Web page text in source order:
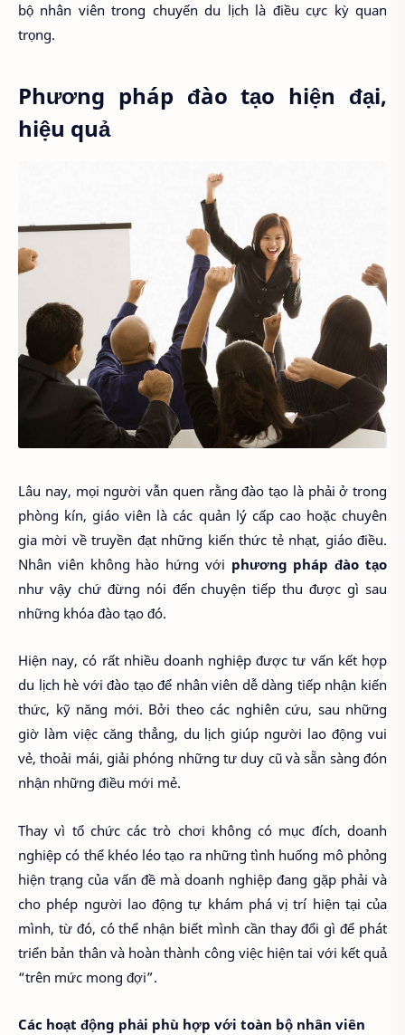
bộ nhân viên trong chuyến du lịch là điều cực kỳ quan
trọng.
Phương pháp đào tạo hiện đại,
hiệu quả
Lâu nay, mọi người vẫn quen rằng đào tạo là phải ở trong
phòng kín, giáo viên là các quản lý cấp cao hoặc chuyên
gia mời về truyền đạt những kiến thức tẻ nhạt, giáo điều.
Nhân viên không hào hứng với phương pháp đào tạo
như vậy chứ đừng nói đến chuyện tiếp thu được gì sau
những khóa đào tạo đó.
Hiện nay, có rất nhiều doanh nghiệp được tư vấn kết hợp
du lịch hè với đào tạo để nhân viên dễ dàng tiếp nhận kiến
thức, kỹ năng mới. Bởi theo các nghiên cứu, sau những
giờ làm việc căng thẳng, du lịch giúp người lao động vui
vẻ, thoải mái, giải phóng những tư duy cũ và sẵn sàng đón
nhận những điều mới mẻ.
Thay vì tổ chức các trò chơi không có mục đích, doanh
nghiệp có thể khéo léo tạo ra những tình huống mô phỏng
hiện trạng của vấn đề mà doanh nghiệp đang gặp phải và
cho phép người lao động tự khám phá vị trí hiện tại của
mình, từ đó, có thể nhận biết mình cần thay đổi gì để phát
triển bản thân và hoàn thành công việc hiện tai với kết quả
“trên mức mong đợi”.
Các hoạt động phải phù hợp với toàn bộ nhân viên